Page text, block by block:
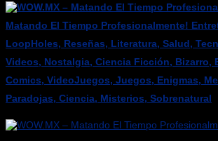
Matando El Tiempo Profesionalmente!
LoopHoles, Reseñas, Literatura, Salud,
Videos, Nostalgia, Ciencia Ficción, Bizarro,
Comics, VideoJuegos, Juegos, Enigmas,
Paradojas, Ciencia, Misterios, Sobrenatural